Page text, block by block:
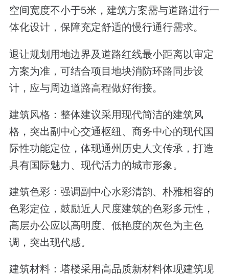
空间宽度不小于5米，建筑方案需与道路进行一
体化设计，保障充定舒适的慢行通行需求。
退让规划用地边界及道路红线最小距离以审定
方案为准，可结合项目地块消防环路同步设
计，应与周边道路高程做好衔接。
建筑风格：整体建议采用现代简洁的建筑风
格，突出副中心交通枢纽、商务中心的现代国
际性功能定位，体现通州历史人文传承，打造
具有国际魅力、现代活力的城市形象。
建筑色彩：强调副中心水彩清韵、朴雅相容的
色彩定位，鼓励近人尺度建筑的色彩多元性，
高层办公应以高明度、低艳度的灰色为主色
调，突出现代感。
建筑材料：塔楼采用高品质新材料体现建筑现